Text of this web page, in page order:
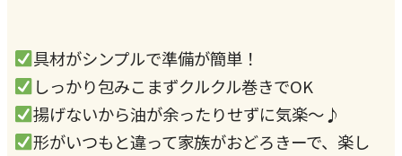
具材がシンプルで準備が簡単！
しっかり包みこまずクルクル巻きでOK
揚げないから油が余ったりせずに気楽～♪
形がいつもと違って家族がおどろきーで、楽し